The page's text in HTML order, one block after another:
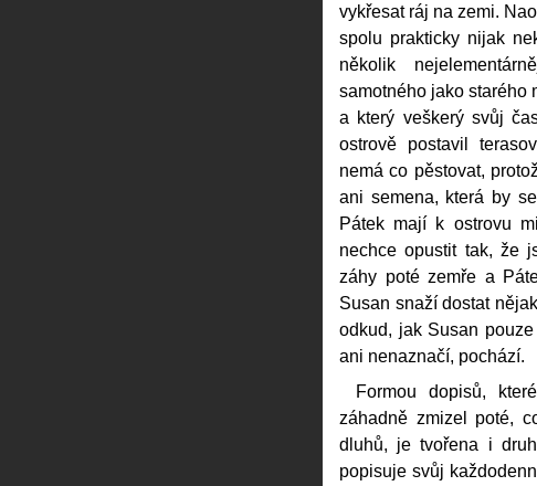
vykřesat ráj na zemi.
spolu prakticky nijak
několik
samotného jako starého
a který veškerý svůj
ostrově postavil
nemá co pěstovat,
ani semena, která by
Pátek mají k ostrovu
nechce opustit tak, že
záhy poté zemře a
Susan snaží dostat
odkud, jak Susan
ani nenaznačí, pochází.
Formou dopisů,
záhadně zmizel poté,
dluhů, je tvořena i
popisuje svůj